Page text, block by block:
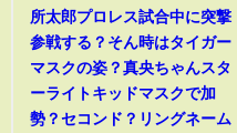
所太郎プロレス試合中に突撃
参戦する？そん時はタイガー
マスクの姿？真央ちゃんスタ
ーライトキッドマスクで加
勢？セコンド？リングネーム